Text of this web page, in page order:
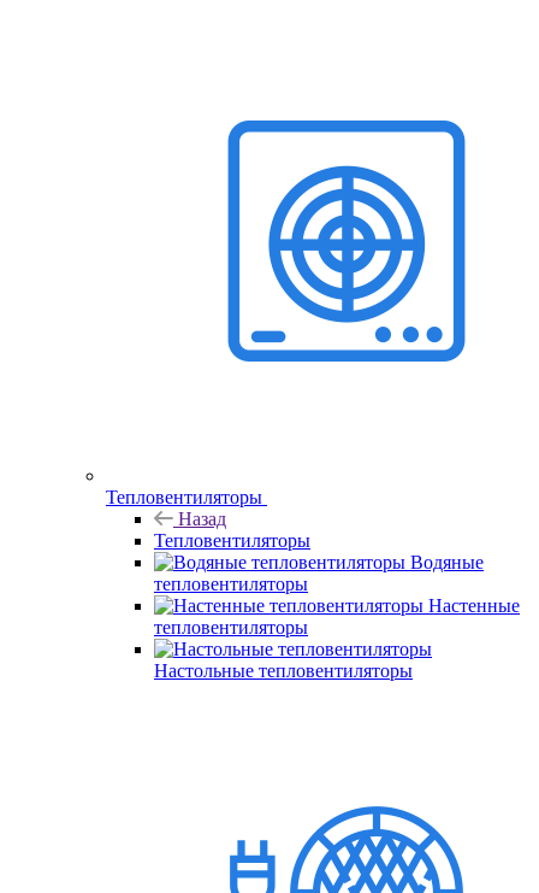
Тепловентиляторы
Назад
Тепловентиляторы
Водяные
тепловентиляторы
Настенные
тепловентиляторы
Настольные тепловентиляторы